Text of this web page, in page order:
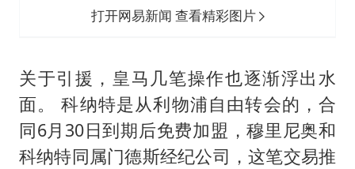
打开网易新闻 查看精彩图片
关于引援，皇马几笔操作也逐渐浮出水
面。 科纳特是从利物浦自由转会的，合
同6月30日到期后免费加盟，穆里尼奥和
科纳特同属门德斯经纪公司，这笔交易推